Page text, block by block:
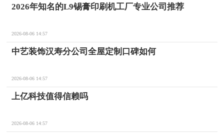
2026年知名的L9锡膏印刷机工厂专业公司推荐
2026-08-06 14:57
中艺装饰汉寿分公司全屋定制口碑如何
2026-08-06 14:57
上亿科技值得信赖吗
2026-08-06 14:57